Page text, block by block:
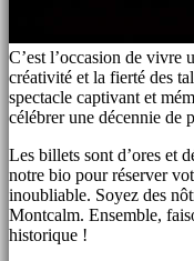
C’est l’occasion de vivre
créativité et la fierté des
spectacle captivant et
célébrer une décennie de
Les billets sont d’ores et
notre bio pour réserver
inoubliable. Soyez des
Montcalm. Ensemble,
historique !